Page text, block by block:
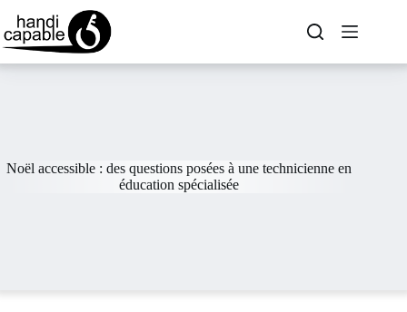
Noël accessible : des questions posées à une technicienne en
éducation spécialisée